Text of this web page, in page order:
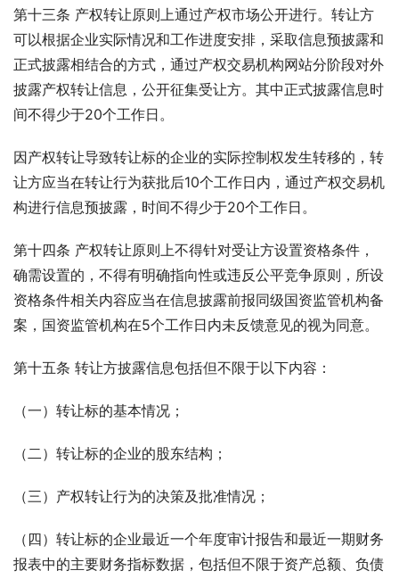
第十三条 产权转让原则上通过产权市场公开进行。转让方
可以根据企业实际情况和工作进度安排，采取信息预披露和
正式披露相结合的方式，通过产权交易机构网站分阶段对外
披露产权转让信息，公开征集受让方。其中正式披露信息时
间不得少于20个工作日。
因产权转让导致转让标的企业的实际控制权发生转移的，转
让方应当在转让行为获批后10个工作日内，通过产权交易机
构进行信息预披露，时间不得少于20个工作日。
第十四条 产权转让原则上不得针对受让方设置资格条件，
确需设置的，不得有明确指向性或违反公平竞争原则，所设
资格条件相关内容应当在信息披露前报同级国资监管机构备
案，国资监管机构在5个工作日内未反馈意见的视为同意。
第十五条 转让方披露信息包括但不限于以下内容：
（一）转让标的基本情况；
（二）转让标的企业的股东结构；
（三）产权转让行为的决策及批准情况；
（四）转让标的企业最近一个年度审计报告和最近一期财务
报表中的主要财务指标数据，包括但不限于资产总额、负债